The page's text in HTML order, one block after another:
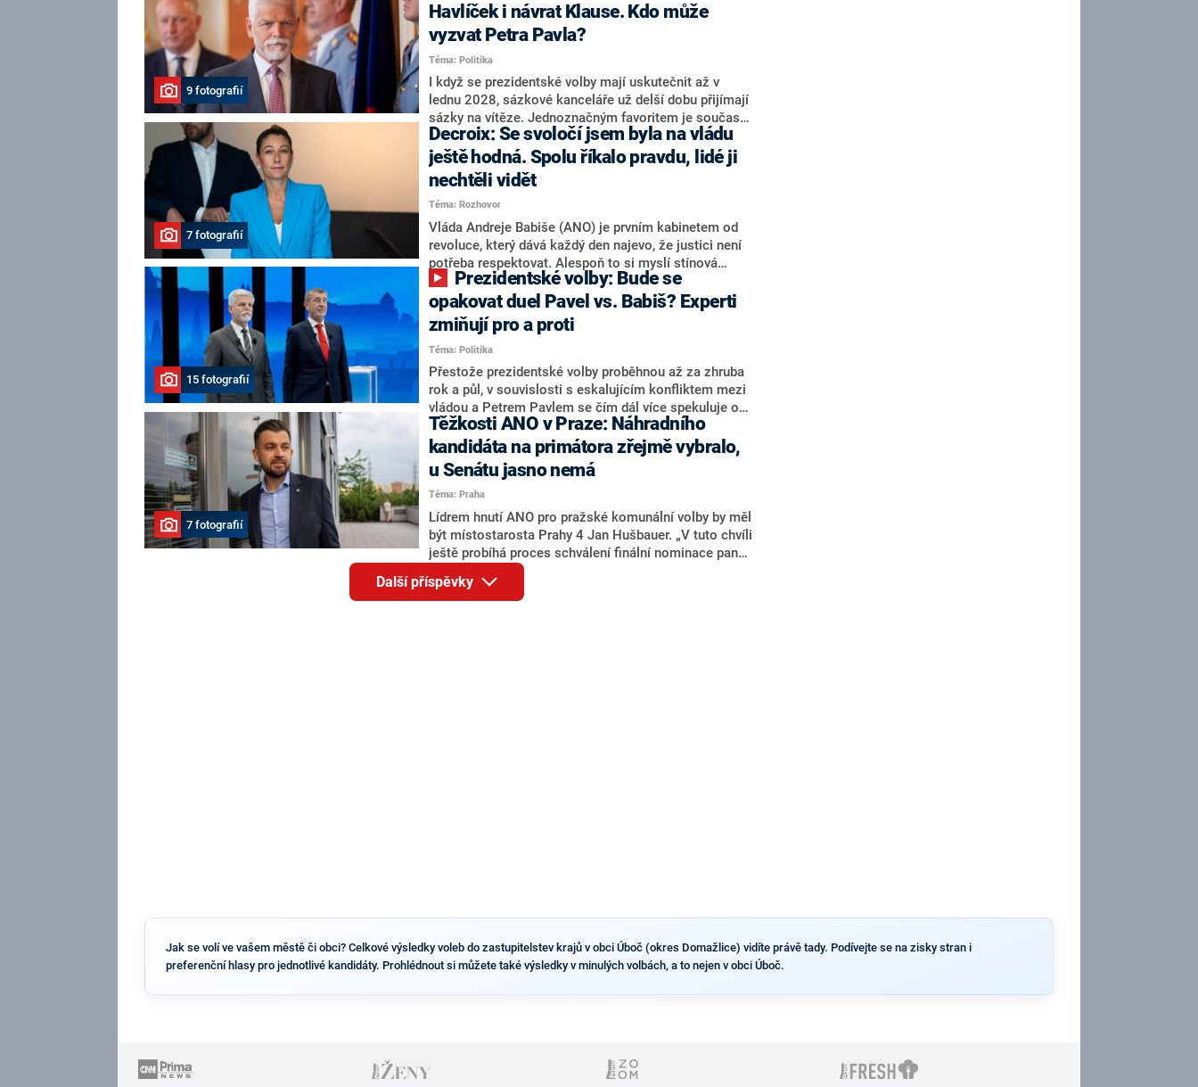
Martin Kuba. Konkrétní nebyl, ale získat by takto mohl
například senátora Zdeňka Hrabu, který je dnes
součástí klubu ODS a TOP 09. Hraba to na dotaz
redakce nevyloučil. Předseda klubu senátorů ODS
Zdeněk Nytra redakci řekl, že počítá s odchodem
některých senátorů z klubu a že Naše Česko není
nepřítel, ale soupeř.
9 fotografií
Havlíček i návrat Klause. Kdo může
vyzvat Petra Pavla?
Téma: Politika
I když se prezidentské volby mají uskutečnit až v
lednu 2028, sázkové kanceláře už delší dobu přijímají
sázky na vítěze. Jednoznačným favoritem je současná
hlava státu Petr Pavel. Daleko za ním pak bookmakeři
zmiňují dva výrazné politiky ANO, tedy premiéra
Andreje Babiše a ministra průmyslu Karla Havlíčka.
Oblíbeným tipem samotných sázkařů je poslanec za
Motoristy Filip Turek. Politolog Jan Kubáček nicméně
o případné kandidatuře kohokoliv ze zmíněné trojice
značně pochybuje. Podle něj současná koalice dosud
nemá osobu, která by Pavlovi mohla konkurovat.
7 fotografií
Decroix: Se svoločí jsem byla na vládu
ještě hodná. Spolu říkalo pravdu, lidé ji
nechtěli vidět
Téma: Rozhovor
Vláda Andreje Babiše (ANO) je prvním kabinetem od
revoluce, který dává každý den najevo, že justici není
potřeba respektovat. Alespoň to si myslí stínová
ministryně spravedlnosti ODS Eva Decroix. V
rozhovoru pro CNN Prima NEWS si nebrala servítky
ohledně politického výkonu svého nástupce Jeronýma
Tejce (za ANO) či vládní zmocněnkyně pro lidská
práva Taťány Malé (ANO). Označením „svoloč“ na
adresu vlády prý byla ještě hodná. Decroix se také
vrátila k volební porážce koalice Spolu či promluvila o
hnutí Naše Česko Martina Kuby.
15 fotografií
opakovat duel Pavel vs. Babiš? Experti
zmiňují pro a proti
Téma: Politika
Přestože prezidentské volby proběhnou až za zhruba
rok a půl, v souvislosti s eskalujícím konfliktem mezi
vládou a Petrem Pavlem se čím dál více spekuluje o
tom, koho by do bitvy o Hrad mohla vyslat současná
koalice. Někteří političtí komentátoři znovu vytahují
jméno premiéra Andreje Babiše (ANO). Jak moc je
pravděpodobné, že se v prezidentských volbách 2028
bude znovu opakovat souboj z roku 2023?
7 fotografií
Těžkosti ANO v Praze: Náhradního
kandidáta na primátora zřejmě vybralo,
u Senátu jasno nemá
Téma: Praha
Lídrem hnutí ANO pro pražské komunální volby by měl
být místostarosta Prahy 4 Jan Hušbauer. „V tuto chvíli
ještě probíhá proces schválení finální nominace pana
Jana Hušbauera Výborem hnutí ANO,“ uvedl pro
redakci místopředseda pražského ANO Martin
Benkovič. O Hušbauerovi se spekulovalo jako o
Další příspěvky
Jak se volí ve vašem městě či obci? Celkové výsledky voleb do zastupitelstev krajů v obci Úboč (okres Domažlice) vidíte právě tady. Podívejte se na zisky stran i
preferenční hlasy pro jednotlivé kandidáty. Prohlédnout si můžete také výsledky v minulých volbách, a to nejen v obci Úboč.